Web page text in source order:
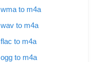
wma to m4a
wav to m4a
flac to m4a
ogg to m4a